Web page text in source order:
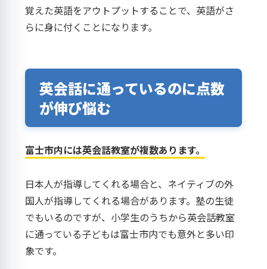
覚えた英語をアウトプットすることで、英語がさ
らに身に付くことになります。
英会話に通っているのに点数
が伸び悩む
富士市内には英会話教室が複数あります。
日本人が指導してくれる場合と、ネイティブの外
国人が指導してくれる場合があります。塾の生徒
でもいるのですが、小学生のうちから英会話教室
に通っている子どもは富士市内でも意外と多い印
象です。